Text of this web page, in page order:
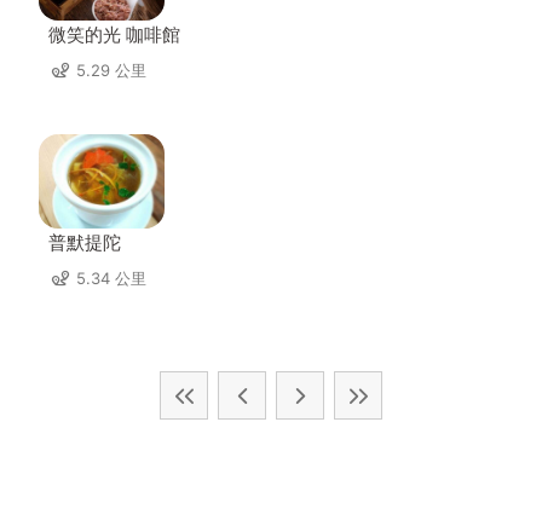
微笑的光 咖啡館
5.29 公里
普默提陀
5.34 公里